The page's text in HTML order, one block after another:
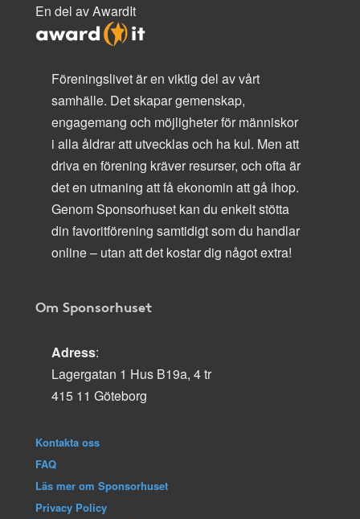
En del av AwardIt
Föreningslivet är en viktig del av vårt
samhälle. Det skapar gemenskap,
engagemang och möjligheter för människor
i alla åldrar att utvecklas och ha kul. Men att
driva en förening kräver resurser, och ofta är
det en utmaning att få ekonomin att gå ihop.
Genom Sponsorhuset kan du enkelt stötta
din favoritförening samtidigt som du handlar
online – utan att det kostar dig något extra!
Om Sponsorhuset
Adress:
Lagergatan 1 Hus B19a, 4 tr
415 11 Göteborg
Kontakta oss
FAQ
Läs mer om Sponsorhuset
Privacy Policy